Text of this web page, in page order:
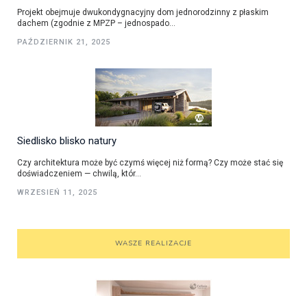
Projekt obejmuje dwukondygnacyjny dom jednorodzinny z płaskim
dachem (zgodnie z MPZP – jednospado...
PAŹDZIERNIK 21, 2025
Siedlisko blisko natury
Czy architektura może być czymś więcej niż formą? Czy może stać się
doświadczeniem — chwilą, któr...
WRZESIEŃ 11, 2025
WASZE REALIZACJE